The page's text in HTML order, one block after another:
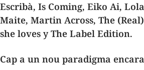
Escribà, Is Coming, Eiko Ai,
Maite, Martin Across, The
she loves yThe Label Edition.
Cap a un nou paradigma